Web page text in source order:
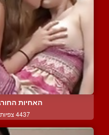
האחיות
4437 צפיות